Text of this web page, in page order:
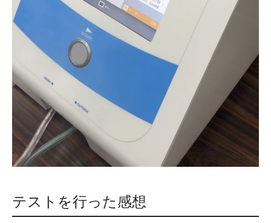
テストを行った感想